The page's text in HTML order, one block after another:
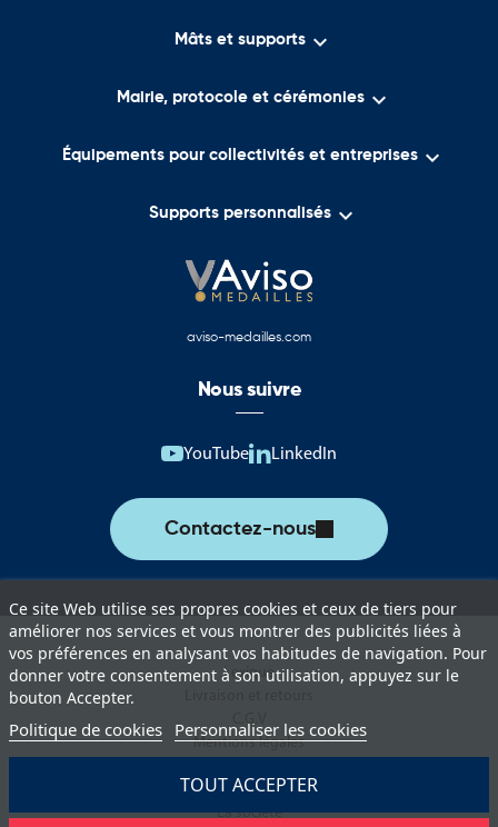
Mâts et supports 
Mairie, protocole et cérémonies 
Équipements pour collectivités et entreprises 
Supports personnalisés 
Ce site Web utilise ses propres cookies et ceux de tiers pour
améliorer nos services et vous montrer des publicités liées à
vos préférences en analysant vos habitudes de navigation. Pour
donner votre consentement à son utilisation, appuyez sur le
bouton Accepter.
Politique de cookies Personnaliser les cookies
TOUT ACCEPTER
aviso-medailles.com
Nous suivre
YouTube LinkedIn
Contactez-nous
Lexique
Mentions légales
Paiement sécurisé
La société